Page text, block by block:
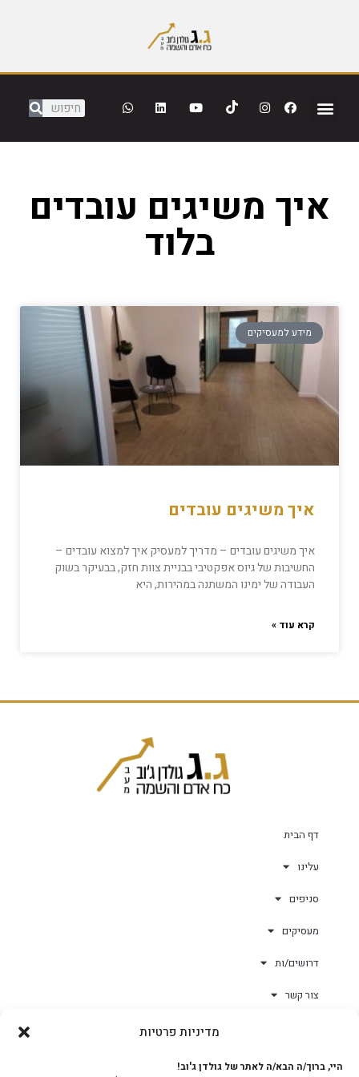
מדיניות פרטיות
היי, ברוך/ה הבא/ה לאתר של גולדן ג'וב!
איך משיגים עובדים
בלוד
מידע למעסיקים
איך משיגים עובדים
איך משיגים עובדים – מדריך למעסיק איך למצוא עובדים –
החשיבות של גיוס אפקטיבי בבניית צוות חזק, בבעיקר בשוק
העבודה של ימינו המשתנה במהירות, היא
קרא עוד »
דף הבית
עלינו
סניפים
מעסיקים
דרושים/ות
צור קשר